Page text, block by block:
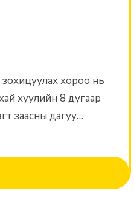
хороо нь
хуулийн 8 дугаар
заасны дагуу
хүмүүжил,
үзүүлэхүйц тоглоом,
цахим
талаар